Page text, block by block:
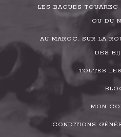
LES BAGUES
OU DU
AU MAROC, SUR LA
DES
TOUTES
MON
CONDITIONS